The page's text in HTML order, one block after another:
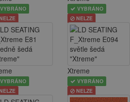
VYBRÁNO
VYBRÁNO
NELZE
VYBRÁNO
Xtreme
VYBRÁNO
NELZE